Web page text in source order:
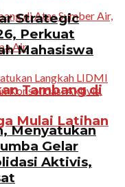
Tambang di
Mulai Latihan
Strategic
Perkuat
Mahasiswa
Menyatukan
Gelar
Aktivis,